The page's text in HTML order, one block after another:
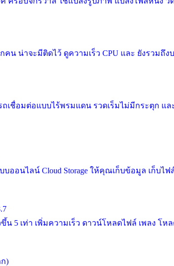
น น่าจะมีติดไว้ ดูความเร็ว CPU และ ยังรวมถึ
เชื่อมต่อแบบไร้พรมแดน รวดเร็มไม่มีกระตุก
ออนไลน์ Cloud Storage ให้คุณเก็บข้อมูล เก็บไ
น 5 เท่า เพิ่มความเร็ว ดาวน์โหลดไฟล์ เพลง โ
)